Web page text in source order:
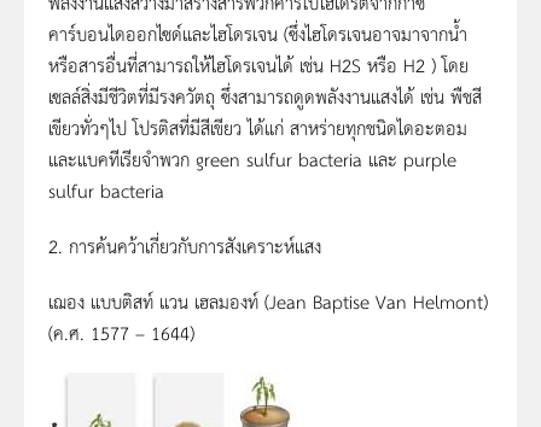
คาร์บอนไดออกไซด์และไฮโดรเจน (ซึ่งไฮโดรเจนอาจมาจากน้ำ
หรือสารอื่นที่สามารถให้ไฮโดรเจนได้ เช่น H2S หรือ H2 ) โดย
เซลล์สิ่งมีชีวิตที่มีรงควัตถุ ซึ่งสามารถดูดพลังงานแสงได้ เช่น พืชสี
เขียวทั่วๆไป โปรติสที่มีสีเขียว ได้แก่ สาหร่ายทุกชนิดไดอะตอม
และแบคทีเรียจำพวก green sulfur bacteria และ purple
sulfur bacteria
2. การค้นคว้าเกี่ยวกับการสังเคราะห์แสง
เฌอง แบบติสท์ แวน เฮลมองท์ (Jean Baptise Van Helmont)
(ค.ศ. 1577 – 1644)